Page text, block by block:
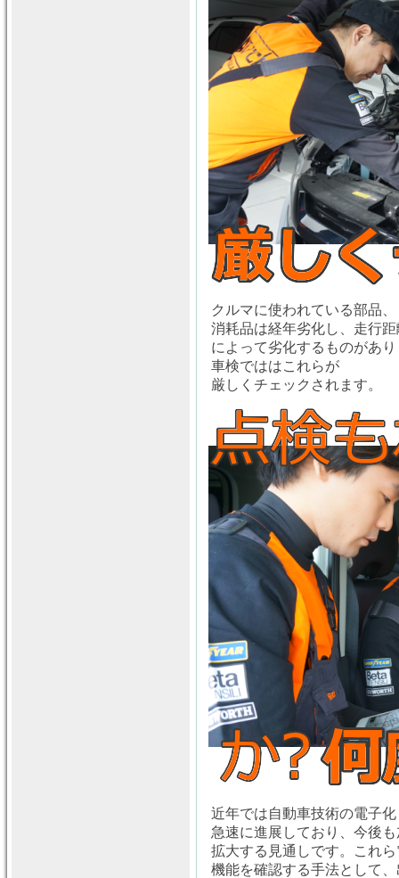
クルマに使われている部品、
消耗品は経年劣化し、走行距
によって劣化するものがあり
車検でははこれらが
厳しくチェックされます。
近年では自動車技術の電子化
急速に進展しており、今後も
拡大する見通しです。これら
機能を確認する手法として、